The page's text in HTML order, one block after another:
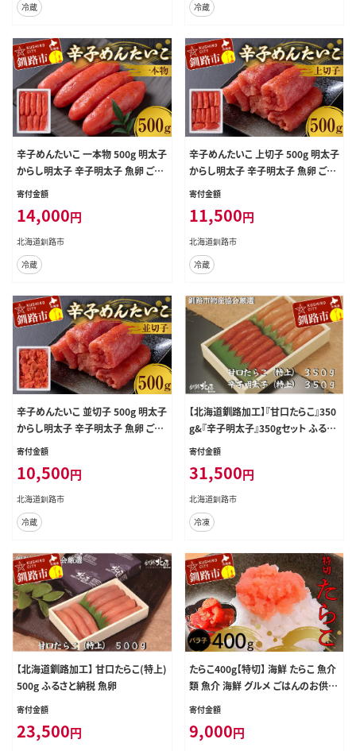
冷蔵
冷蔵
辛子めんたいこ 一本物 500g 明太子
からし明太子 辛子明太子 魚卵 ごは
ん 白米 おにぎり お茶漬け 海鮮 おつ
路 F4F-8886
寄付金額
14,000円
北海道釧路市
冷蔵
辛子めんたいこ 上切子 500g 明太子
からし明太子 辛子明太子 魚卵 ごは
ん 白米 おにぎり お茶漬け 海鮮 おつ
路 F4F-8887
寄付金額
11,500円
北海道釧路市
冷蔵
辛子めんたいこ 並切子 500g 明太子
からし明太子 辛子明太子 魚卵 ごは
ん 白米 おにぎり お茶漬け 海鮮 おつ
路 F4F-8888
寄付金額
10,500円
北海道釧路市
冷蔵
【北海道釧路加工】『甘口たらこ』350
g&『辛子明太子』350gセット ふるさ
と納税 魚卵
寄付金額
31,500円
北海道釧路市
冷凍
【北海道釧路加工】 甘口たらこ(特上)
500g ふるさと納税 魚卵
寄付金額
23,500円
たらこ400g【特切】 海鮮 たらこ 魚介
類 魚介 海鮮 グルメ ごはんのお供
白米 魚卵 プチプチ 魚卵 鱈子 タラコ
寄付金額
9,000円